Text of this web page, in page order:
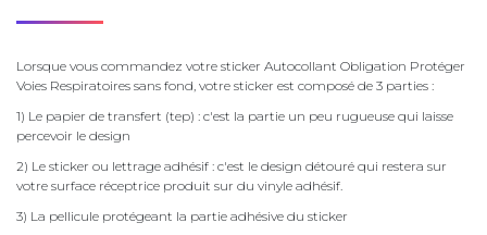
Lorsque vous commandez votre sticker Autocollant Obligation Protéger
Voies Respiratoires sans fond, votre sticker est composé de 3 parties :
1) Le papier de transfert (tep) : c'est la partie un peu rugueuse qui laisse
percevoir le design
2) Le sticker ou lettrage adhésif : c'est le design détouré qui restera sur
votre surface réceptrice produit sur du vinyle adhésif.
3) La pellicule protégeant la partie adhésive du sticker